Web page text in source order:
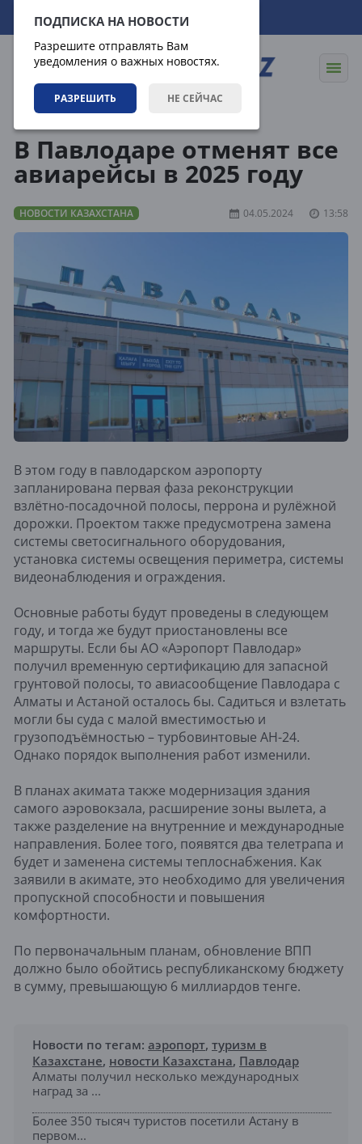
ПОДПИСКА НА НОВОСТИ
Разрешите отправлять Вам
уведомления о важных новостях.
РАЗРЕШИТЬ НЕ СЕЙЧАС
06.08.2026 17:00:46
В Павлодаре отменят все
авиарейсы в 2025 году
НОВОСТИ КАЗАХСТАНА 04.05.2024 13:58
В этом году в павлодарском аэропорту
запланирована первая фаза реконструкции
взлётно-посадочной полосы, перрона и рулёжной
дорожки. Проектом также предусмотрена замена
системы светосигнального оборудования,
установка системы освещения периметра, системы
видеонаблюдения и ограждения.
Основные работы будут проведены в следующем
году, и тогда же будут приостановлены все
маршруты. Если бы АО «Аэропорт Павлодар»
получил временную сертификацию для запасной
грунтовой полосы, то авиасообщение Павлодара с
Алматы и Астаной осталось бы. Садиться и взлетать
могли бы суда с малой вместимостью и
грузоподъёмностью – турбовинтовые АН-24.
Однако порядок выполнения работ изменили.
В планах акимата также модернизация здания
самого аэровокзала, расширение зоны вылета, а
также разделение на внутренние и международные
направления. Более того, появятся два телетрапа и
будет и заменена системы теплоснабжения. Как
заявили в акимате, это необходимо для увеличения
пропускной способности и повышения
комфортности.
По первоначальным планам, обновление ВПП
должно было обойтись республиканскому бюджету
в сумму, превышающую 6 миллиардов тенге.
Новости по тегам: аэропорт, туризм в
Казахстане, новости Казахстана, Павлодар
Алматы получил несколько международных
наград за ...
Более 350 тысяч туристов посетили Астану в
первом...